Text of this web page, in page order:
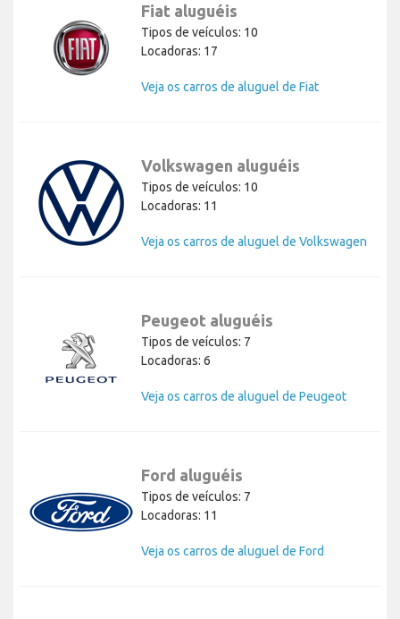
Fiat aluguéis
Tipos de veículos: 10
Locadoras: 17
Veja os carros de aluguel de Fiat
Volkswagen aluguéis
Tipos de veículos: 10
Locadoras: 11
Veja os carros de aluguel de Volkswagen
Peugeot aluguéis
Tipos de veículos: 7
Locadoras: 6
Veja os carros de aluguel de Peugeot
Ford aluguéis
Tipos de veículos: 7
Locadoras: 11
Veja os carros de aluguel de Ford